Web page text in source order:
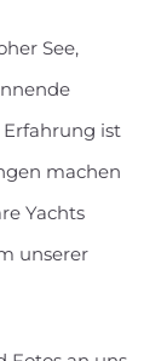
See,
ist
machen
Yachts
unserer